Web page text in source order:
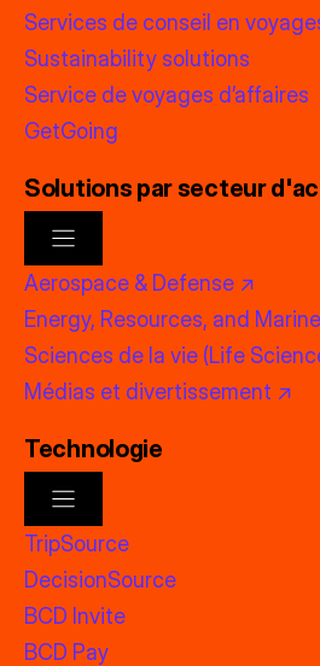
Services de conseil en
Sustainability solutions
Service de voyages d’affaires
GetGoing
Solutions par secteur
Aerospace & Defense ↗
Energy, Resources, and
Sciences de la vie (Life
Médias et divertissement ↗
Technologie
TripSource
DecisionSource
BCD Invite
BCD Pay